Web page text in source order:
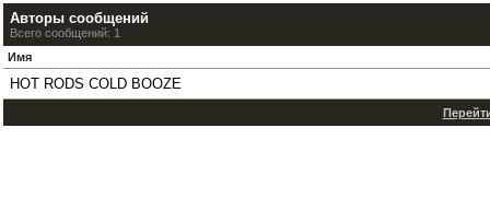
Авторы сообщений
Всего сообщений: 1
Имя
HOT RODS COLD BOOZE